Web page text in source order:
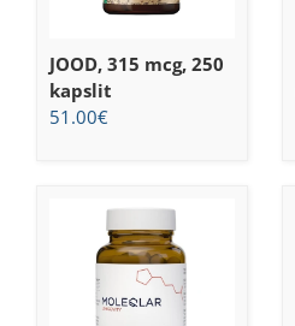
JOOD, 315 mcg, 250
kapslit
51.00€